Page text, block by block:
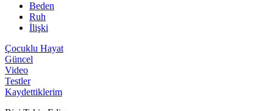
Beden
Ruh
İlişki
Çocuklu Hayat
Güncel
Video
Testler
Kaydettiklerim